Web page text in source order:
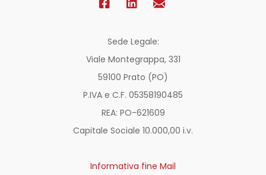
Sede Legale:
Viale Montegrappa, 331
59100 Prato (PO)
P.IVA e C.F. 05358190485
REA: PO-621609
Capitale Sociale 10.000,00 i.v.
Informativa fine Mail